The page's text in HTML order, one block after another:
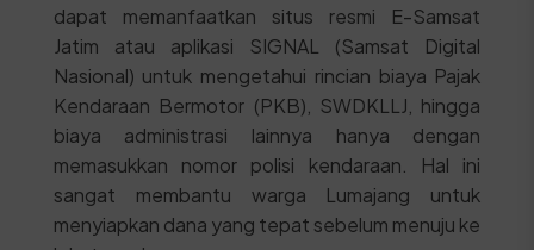
dapat memanfaatkan situs resmi E-Samsat
Jatim atau aplikasi SIGNAL (Samsat Digital
Nasional) untuk mengetahui rincian biaya Pajak
Kendaraan Bermotor (PKB), SWDKLLJ, hingga
biaya administrasi lainnya hanya dengan
memasukkan nomor polisi kendaraan. Hal ini
sangat membantu warga Lumajang untuk
menyiapkan dana yang tepat sebelum menuju ke